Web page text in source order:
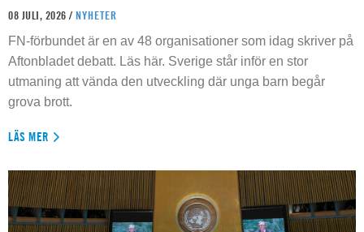
08 JULI, 2026 / NYHETER
FN-förbundet är en av 48 organisationer som idag skriver på
Aftonbladet debatt. Läs här. Sverige står inför en stor
utmaning att vända den utveckling där unga barn begår
grova brott.
LÄS MER